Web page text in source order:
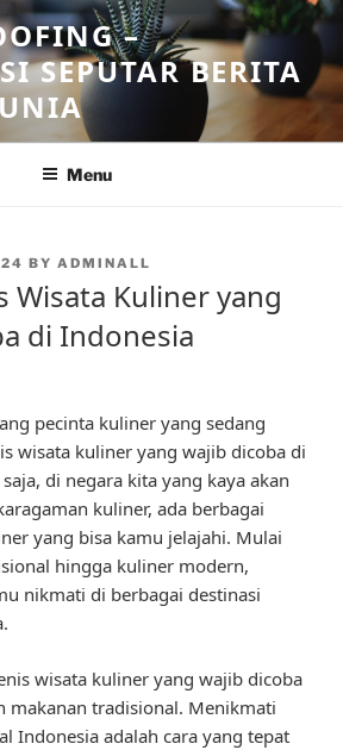
–
SEPUTAR BERITA
Menu
BY ADMINALL
Wisata Kuliner yang
di Indonesia
pecinta kuliner yang sedang
wisata kuliner yang wajib dicoba di
di negara kita yang kaya akan
kuliner, ada berbagai
yang bisa kamu jelajahi. Mulai
hingga kuliner modern,
nikmati di berbagai destinasi
wisata kuliner yang wajib dicoba
makanan tradisional. Menikmati
Indonesia adalah cara yang tepat